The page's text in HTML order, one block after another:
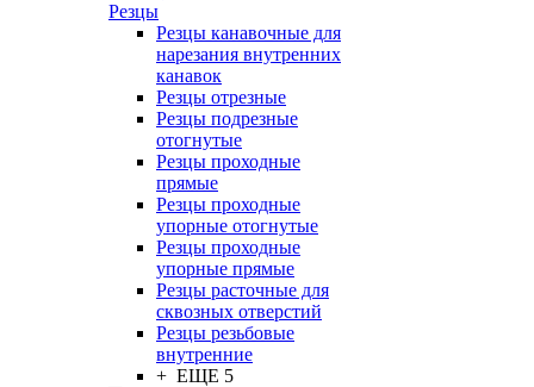
Резцы
Резцы канавочные для
нарезания внутренних
канавок
Резцы отрезные
Резцы подрезные
отогнутые
Резцы проходные
прямые
Резцы проходные
упорные отогнутые
Резцы проходные
упорные прямые
Резцы расточные для
сквозных отверстий
Резцы резьбовые
внутренние
+ ЕЩЕ 5